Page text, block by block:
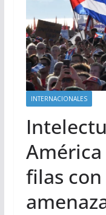
INTERNACIONALES
filas